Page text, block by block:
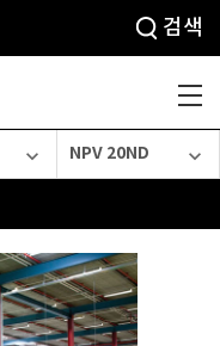
검색
 NPV 20ND 